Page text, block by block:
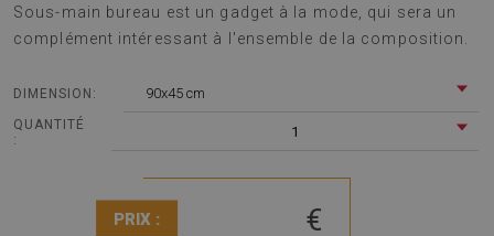
Sous-main bureau est un gadget à la mode, qui sera un
complément intéressant à l'ensemble de la composition.
DIMENSION: 90x45 cm
QUANTITÉ
:
1
PRIX : €